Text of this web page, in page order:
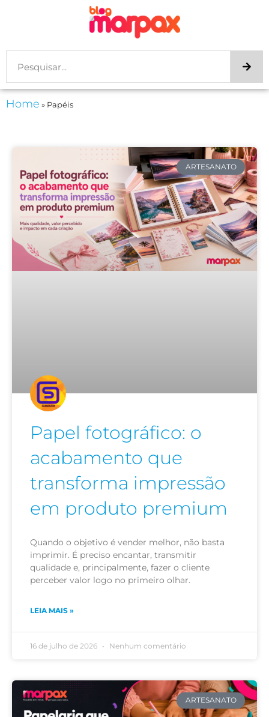
Home » Papéis
ARTESANATO
Papel fotográfico: o
acabamento que
transforma impressão
em produto premium
Quando o objetivo é vender melhor, não basta
imprimir. É preciso encantar, transmitir
qualidade e, principalmente, fazer o cliente
perceber valor logo no primeiro olhar.
LEIA MAIS »
16 de julho de 2026 Nenhum comentário
ARTESANATO